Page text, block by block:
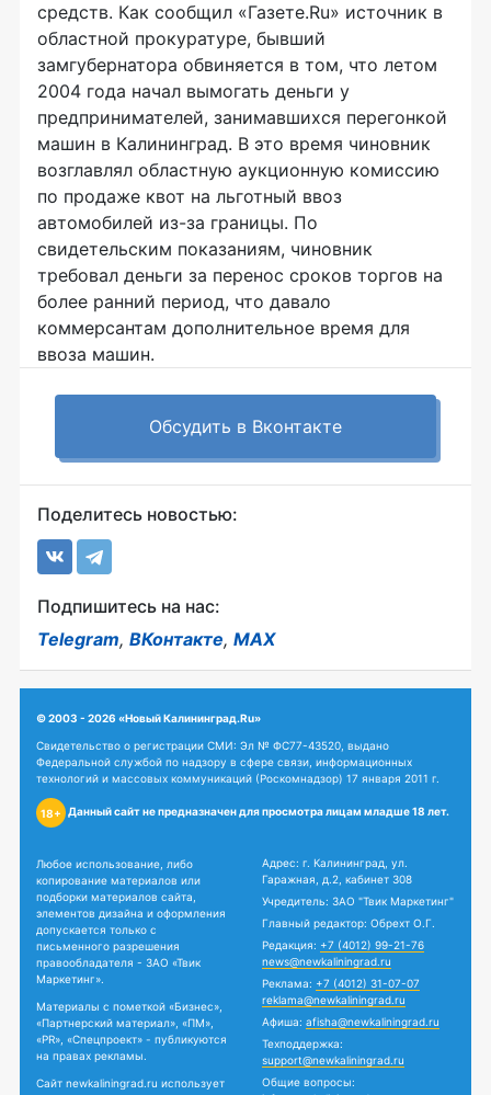
средств. Как сообщил «Газете.Ru» источник в
областной прокуратуре, бывший
замгубернатора обвиняется в том, что летом
2004 года начал вымогать деньги у
предпринимателей, занимавшихся перегонкой
машин в Калининград. В это время чиновник
возглавлял областную аукционную комиссию
по продаже квот на льготный ввоз
автомобилей из-за границы. По
свидетельским показаниям, чиновник
требовал деньги за перенос сроков торгов на
более ранний период, что давало
коммерсантам дополнительное время для
ввоза машин.
Обсудить в Вконтакте
Поделитесь новостью:
Подпишитесь на нас:
Telegram, ВКонтакте, MAX
© 2003 - 2026 «Новый Калининград.Ru»
Свидетельство о регистрации СМИ: Эл № ФС77-43520, выдано
Федеральной службой по надзору в сфере связи, информационных
технологий и массовых коммуникаций (Роскомнадзор) 17 января 2011 г.
18+ Данный сайт не предназначен для просмотра лицам младше 18 лет.
Любое использование, либо
копирование материалов или
подборки материалов сайта,
элементов дизайна и оформления
допускается только с
письменного разрешения
правообладателя - ЗАО «Твик
Маркетинг».
Материалы с пометкой «Бизнес»,
«Партнерский материал», «ПМ»,
«PR», «Спецпроект» - публикуются
на правах рекламы.
Сайт newkaliningrad.ru использует
Адрес: г. Калининград, ул.
Гаражная, д.2, кабинет 308
Учредитель: ЗАО "Твик Маркетинг"
Главный редактор: Обрехт О.Г.
Редакция: +7 (4012) 99-21-76
news@newkaliningrad.ru
Реклама: +7 (4012) 31-07-07
reklama@newkaliningrad.ru
Афиша: afisha@newkaliningrad.ru
Техподдержка:
support@newkaliningrad.ru
Общие вопросы: